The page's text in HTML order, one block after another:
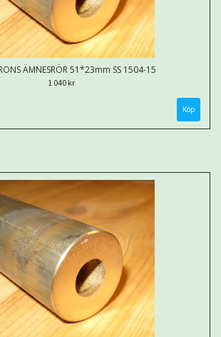
ÄMNESRÖR 51*23mm SS 1504-15
1 040 kr
Köp